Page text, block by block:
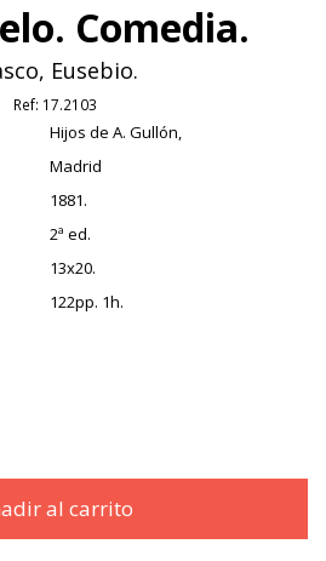
Comedia.
Eusebio.
Ref: 17.2103
Hijos de A. Gullón,
Madrid
1881.
2ª ed.
13x20.
122pp. 1h.
al carrito